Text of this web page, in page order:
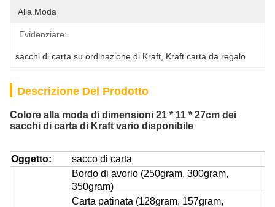
Alla Moda
Evidenziare:
sacchi di carta su ordinazione di Kraft Kraft carta da regalo
Descrizione Del Prodotto
Colore alla moda di dimensioni 21 * 11 * 27cm dei
sacchi di carta di Kraft vario disponibile
Oggetto: sacco di carta
Bordo di avorio (250gram, 300gram,
350gram)
Carta patinata (128gram, 157gram,